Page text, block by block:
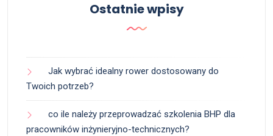
Ostatnie wpisy
Jak wybrać idealny rower dostosowany do
Twoich potrzeb?
co ile należy przeprowadzać szkolenia BHP dla
pracowników inżynieryjno-technicznych?